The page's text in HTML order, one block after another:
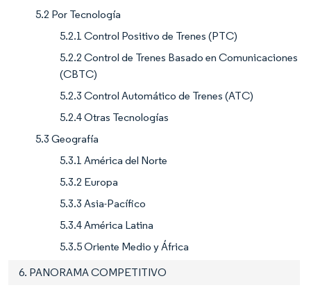
5.2 Por Tecnología
5.2.1 Control Positivo de Trenes (PTC)
5.2.2 Control de Trenes Basado en Comunicaciones
(CBTC)
5.2.3 Control Automático de Trenes (ATC)
5.2.4 Otras Tecnologías
5.3 Geografía
5.3.1 América del Norte
5.3.2 Europa
5.3.3 Asia-Pacífico
5.3.4 América Latina
5.3.5 Oriente Medio y África
6. PANORAMA COMPETITIVO